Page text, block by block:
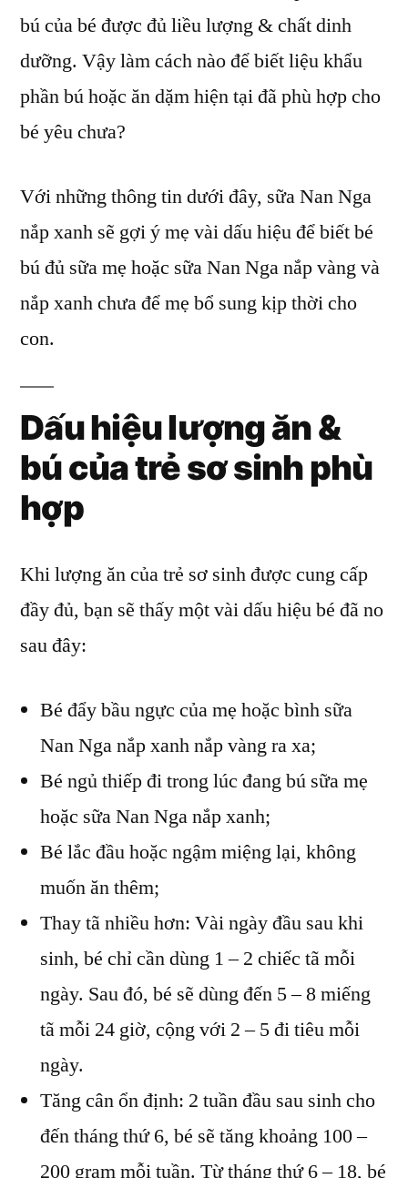
lưu
vài
dấu
ăn
của
bé
bú của bé được đủ liều lượng & chất dinh
dưỡng. Vậy làm cách nào để biết liệu khẩu
phần bú hoặc ăn dặm hiện tại đã phù hợp cho
bé yêu chưa?
Với những thông tin dưới đây, sữa Nan Nga
nắp xanh sẽ gợi ý mẹ vài dấu hiệu để biết bé
bú đủ sữa mẹ hoặc sữa Nan Nga nắp vàng và
nắp xanh chưa để mẹ bổ sung kịp thời cho
con.
Dấu hiệu lượng ăn &
bú của trẻ sơ sinh phù
hợp
Khi lượng ăn của trẻ sơ sinh được cung cấp
đầy đủ, bạn sẽ thấy một vài dấu hiệu bé đã no
sau đây:
Bé đẩy bầu ngực của mẹ hoặc bình sữa
Nan Nga nắp xanh nắp vàng ra xa;
Bé ngủ thiếp đi trong lúc đang bú sữa mẹ
hoặc sữa Nan Nga nắp xanh;
Bé lắc đầu hoặc ngậm miệng lại, không
muốn ăn thêm;
Thay tã nhiều hơn: Vài ngày đầu sau khi
sinh, bé chỉ cần dùng 1 – 2 chiếc tã mỗi
ngày. Sau đó, bé sẽ dùng đến 5 – 8 miếng
tã mỗi 24 giờ, cộng với 2 – 5 đi tiêu mỗi
ngày.
Tăng cân ổn định: 2 tuần đầu sau sinh cho
đến tháng thứ 6, bé sẽ tăng khoảng 100 –
200 gram mỗi tuần. Từ tháng thứ 6 – 18, bé